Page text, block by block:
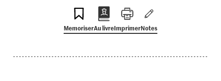
MemoriserAu livreImprimerNotes